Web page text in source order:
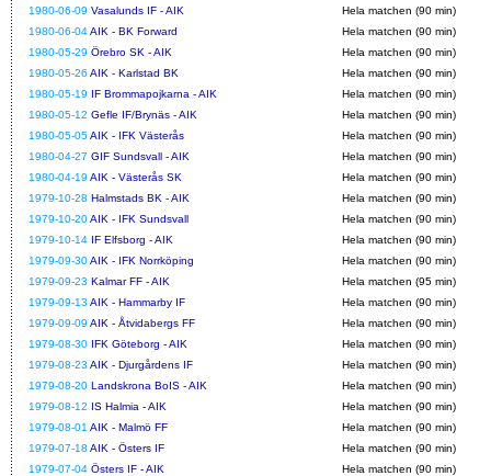
1980-06-09 Vasalunds IF - AIK
Hela matchen (90 min)
1980-06-04AIK - BK Forward
Hela matchen (90 min)
1980-05-29 Örebro SK - AIK
Hela matchen (90 min)
1980-05-26 AIK - Karlstad BK
Hela matchen (90 min)
1980-05-19 IF Brommapojkarna - AIK
Hela matchen (90 min)
1980-05-12 Gefle IF/Brynäs - AIK
Hela matchen (90 min)
1980-05-05AIK - IFK Västerås
Hela matchen (90 min)
1980-04-27 GIF Sundsvall - AIK
Hela matchen (90 min)
1980-04-19 AIK - Västerås SK
Hela matchen (90 min)
1979-10-28 Halmstads BK - AIK
Hela matchen (90 min)
1979-10-20AIK - IFK Sundsvall
Hela matchen (90 min)
1979-10-14 IF Elfsborg - AIK
Hela matchen (90 min)
1979-09-30AIK - IFK Norrköping
Hela matchen (90 min)
1979-09-23 Kalmar FF - AIK
Hela matchen (95 min)
1979-09-13 AIK - Hammarby IF
Hela matchen (90 min)
1979-09-09 AIK - Åtvidabergs FF
Hela matchen (90 min)
1979-08-30 IFK Göteborg - AIK
Hela matchen (90 min)
1979-08-23 AIK - Djurgårdens IF
Hela matchen (90 min)
1979-08-20 Landskrona BoIS - AIK
Hela matchen (90 min)
1979-08-12 IS Halmia - AIK
Hela matchen (90 min)
1979-08-01 AIK - Malmö FF
Hela matchen (90 min)
1979-07-18 AIK - Östers IF
Hela matchen (90 min)
1979-07-04 Östers IF - AIK
Hela matchen (90 min)